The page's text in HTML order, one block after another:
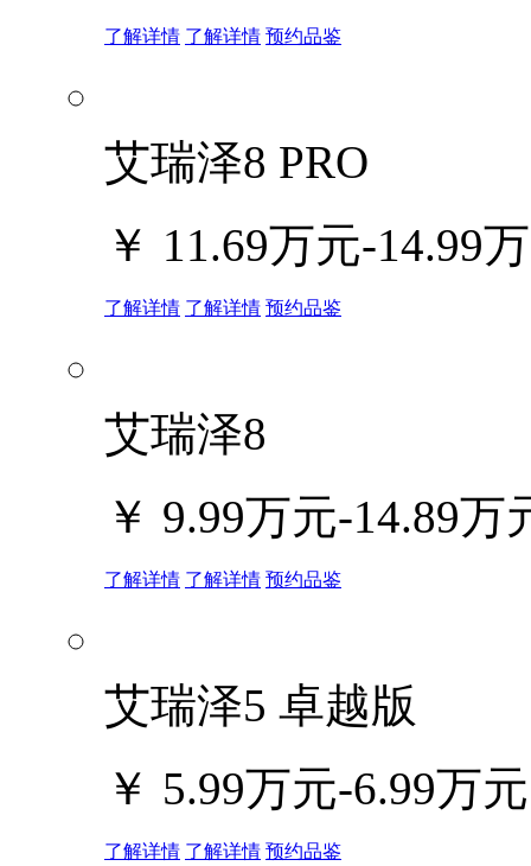
了解详情 了解详情 预约品鉴
艾瑞泽8 PRO
￥ 11.69万元-14.99
了解详情 了解详情 预约品鉴
艾瑞泽8
￥ 9.99万元-14.89万
了解详情 了解详情 预约品鉴
艾瑞泽5 卓越版
￥ 5.99万元-6.99万元
了解详情 了解详情 预约品鉴